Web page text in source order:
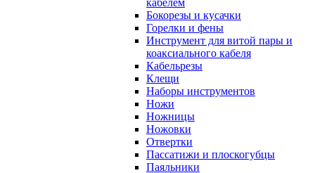
кабелем
Бокорезы и кусачки
Горелки и фены
Инструмент для витой пары и
коаксиального кабеля
Кабельрезы
Клещи
Наборы инструментов
Ножи
Ножницы
Ножовки
Отвертки
Пассатижи и плоскогубцы
Паяльники